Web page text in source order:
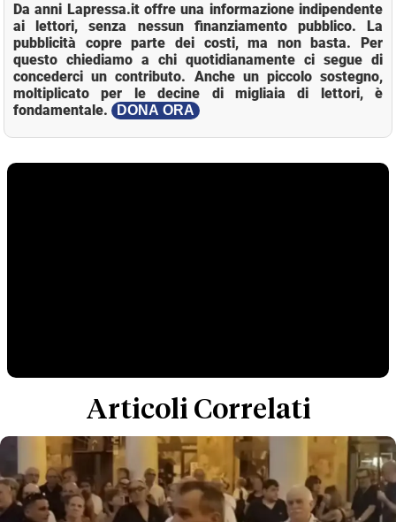
Da anni Lapressa.it offre una informazione indipendente
ai lettori, senza nessun finanziamento pubblico. La
pubblicità copre parte dei costi, ma non basta. Per
questo chiediamo a chi quotidianamente ci segue di
concederci un contributo. Anche un piccolo sostegno,
moltiplicato per le decine di migliaia di lettori, è
fondamentale.
DONA ORA
Articoli Correlati